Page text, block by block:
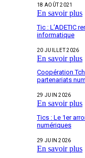
18 AOÛT 2021
En savoir plus
Tic : L’ADETIC
informatique
20 JUILLET 2026
En savoir plus
Coopération
partenariats
29 JUIN 2026
En savoir plus
Tics : Le 1er
numériques
29 JUIN 2026
En savoir plus